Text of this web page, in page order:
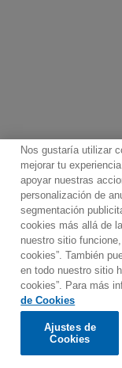
Contacto
Política de
© 2025
Would you
Nos gustaría utilizar
mejorar tu
apoyar nuestras
personalización de
segmentación
cookies más allá de
nuestro sitio
cookies”. También
en todo nuestro sitio
cookies”. Para más
de Cookies
Ajustes de
Cookies